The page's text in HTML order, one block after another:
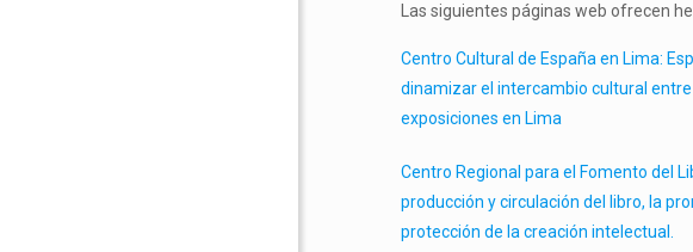
Las siguientes páginas web ofrecen
Centro Cultural de España en Lima:
dinamizar el intercambio cultural
exposiciones en Lima
Centro Regional para el Fomento del
producción y circulación del libro, la
protección de la creación intelectual.